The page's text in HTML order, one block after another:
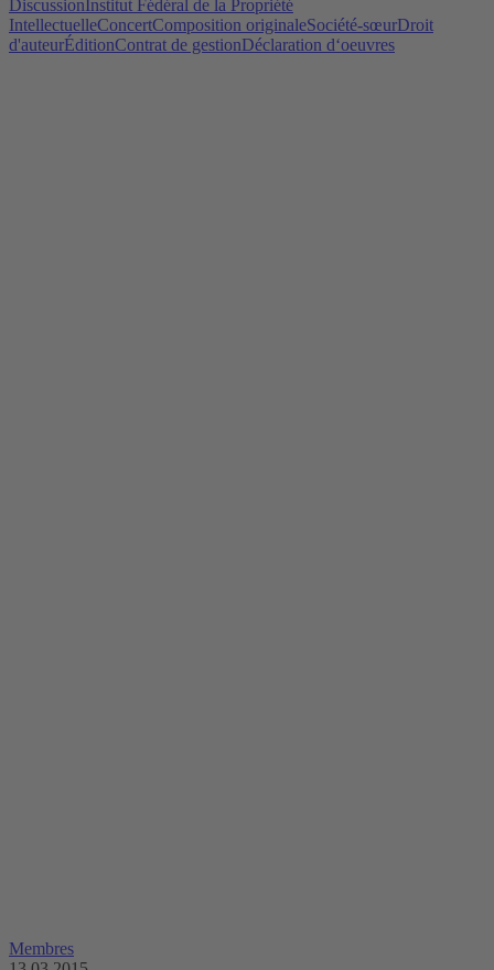
DiscussionInstitut Fédéral de la Propriété
IntellectuelleConcertComposition originaleSociété-sœurDroit
d'auteurÉditionContrat de gestionDéclaration d‘oeuvres
Membres